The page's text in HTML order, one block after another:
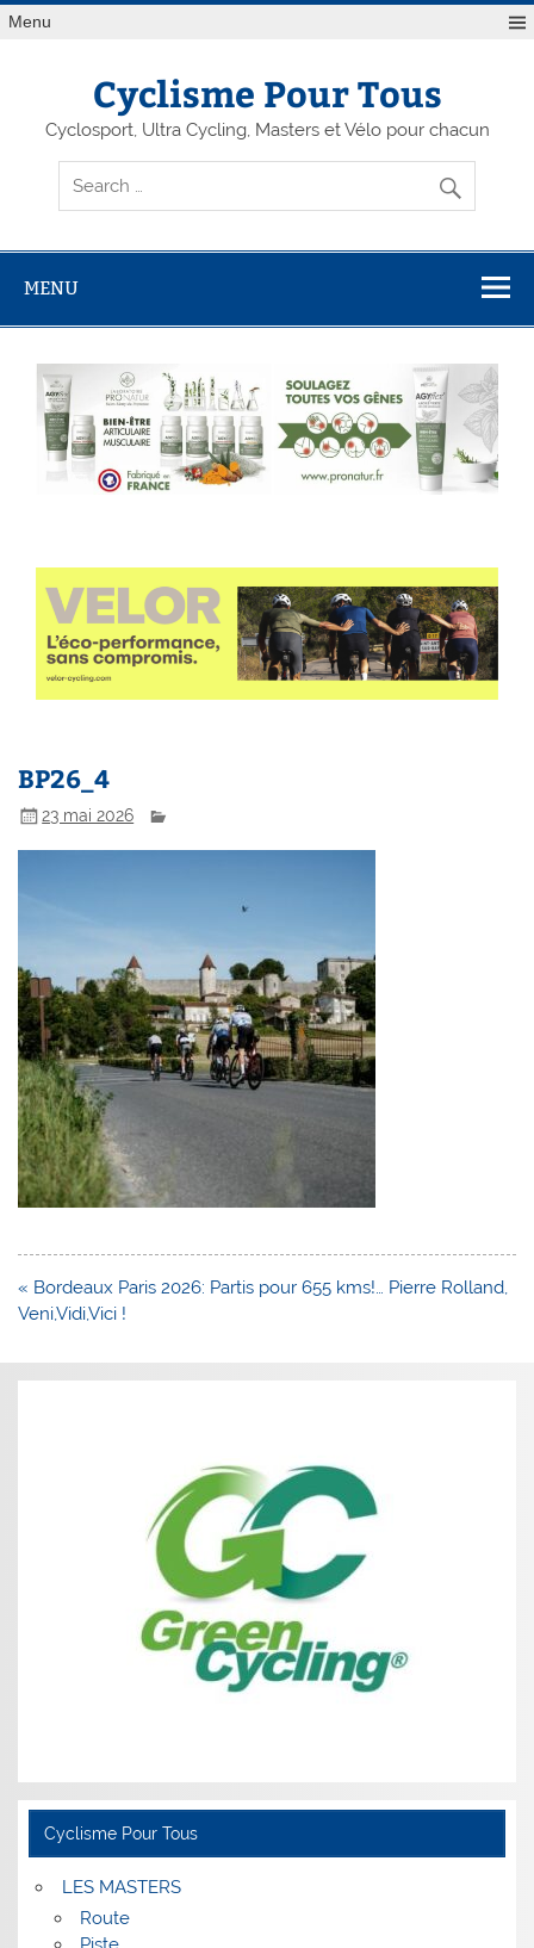
Menu
Cyclisme Pour Tous
Cyclosport, Ultra Cycling, Masters et Vélo pour chacun
MENU
BP26_4
23 mai 2026
Navigation
de
« Bordeaux Paris 2026: Partis pour 655 kms!… Pierre Rolland,
Veni,Vidi,Vici !
Cyclisme Pour Tous
LES MASTERS
Route